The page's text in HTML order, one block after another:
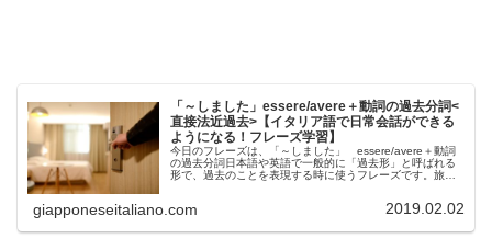
「～しました」essere/avere＋動詞の過去分詞<
直接法近過去>【イタリア語で日常会話ができる
ようになる！フレーズ学習】
今日のフレーズは、「～しました」 essere/avere＋動詞
の過去分詞日本語や英語で一般的に「過去形」と呼ばれる
形で、過去のことを表現する時に使うフレーズです。旅行
giapponeseitaliano.com 2019.02.02